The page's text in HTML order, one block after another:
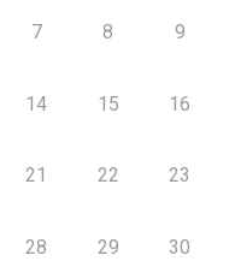
7 8 9
14 15 16
21 22 23
28 29 30